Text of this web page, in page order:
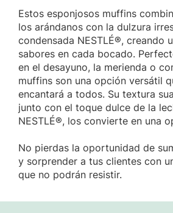
Estos esponjosos muffins
los arándanos con la dulzura
condensada NESTLÉ®, creando
sabores en cada bocado.
en el desayuno, la merienda o
muffins son una opción versátil
encantará a todos. Su textura
junto con el toque dulce de la
NESTLÉ®, los convierte en una
No pierdas la oportunidad de
y sorprender a tus clientes con
que no podrán resistir.